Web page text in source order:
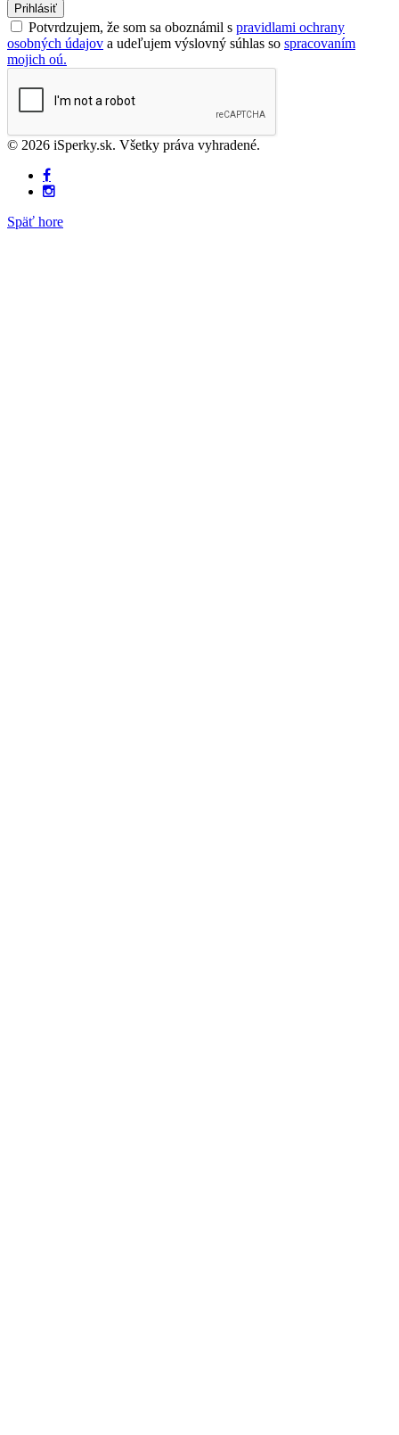
Prihlásiť
Potvrdzujem, že som sa oboznámil s pravidlami ochrany
osobných údajov a udeľujem výslovný súhlas so spracovaním
mojich oú.
© 2026 iSperky.sk. Všetky práva vyhradené.
Späť hore